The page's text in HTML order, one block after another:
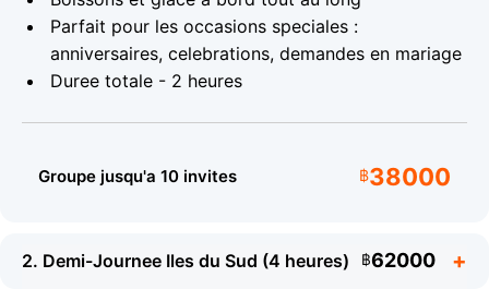
Modele : Samui Buddy Capacite :Jusqu'a 45
invites
moteur
doubles
Longueur :
16 m 7.2 m
Maillot de bain et une serviette
Parfait pour les occasions speciales :
anniversaires, celebrations, demandes en mariage
Duree totale - 2 heures
Groupe jusqu'a 10 invites ฿38000
2. Demi-Journee Iles du Sud (4 heures) ฿62000